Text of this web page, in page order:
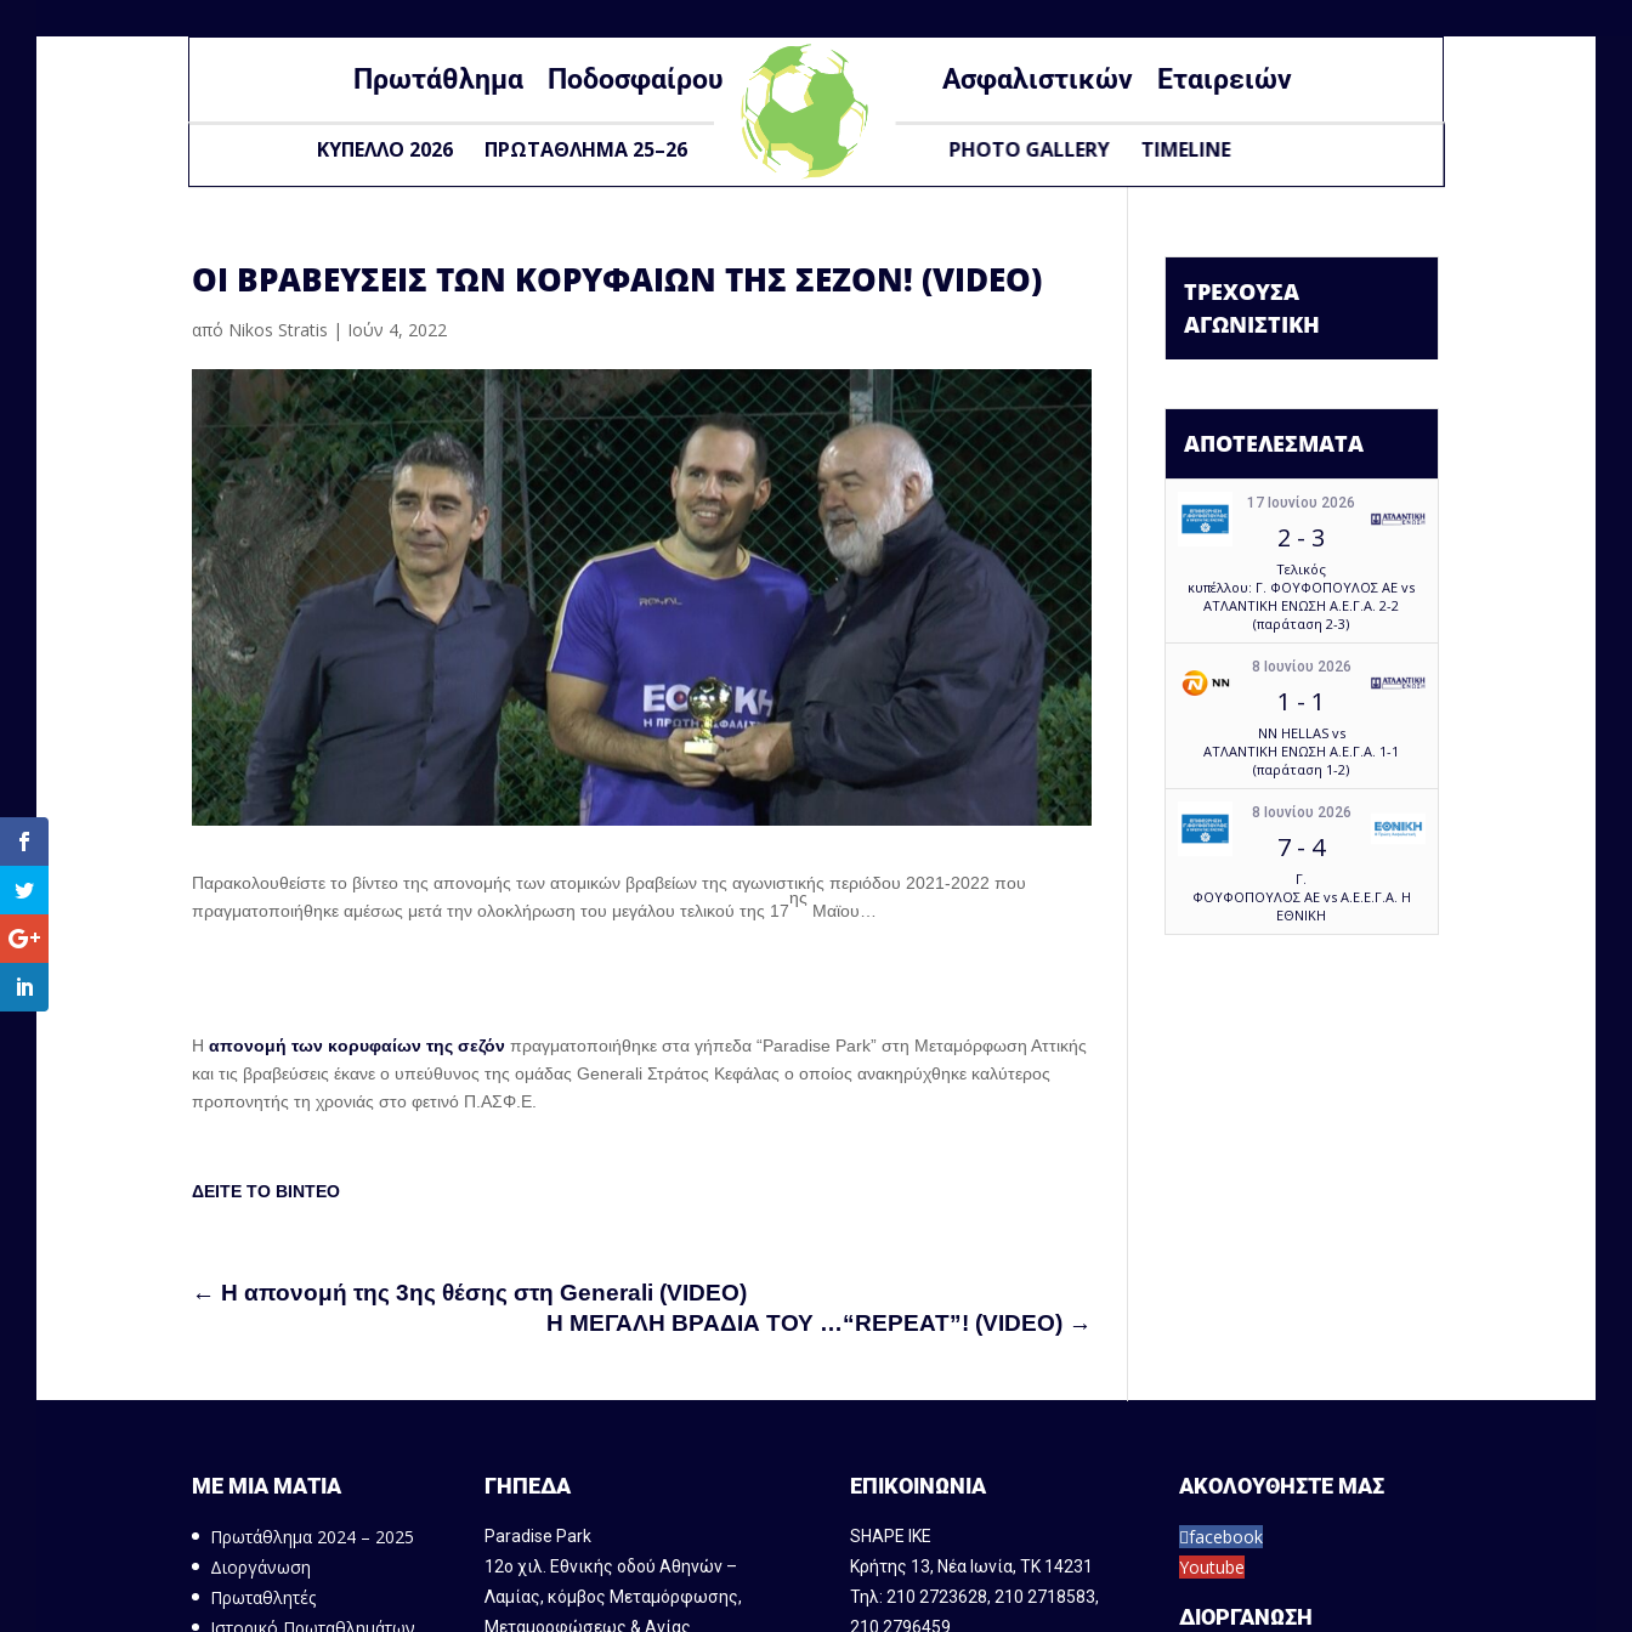
Πρωτάθλημα Ποδοσφαίρου Ασφαλιστικών Εταιρειών
ΚΥΠΕΛΛΟ 2026 ΠΡΩΤΑΘΛΗΜΑ 25–26 PHOTO GALLERY TIMELINE
ΟΙ ΒΡΑΒΕΎΣΕΙΣ ΤΩΝ ΚΟΡΥΦΑΊΩΝ ΤΗΣ ΣΕΖΌΝ! (VIDEO)
από Nikos Stratis | Ιούν 4, 2022
Παρακολουθείστε το βίντεο της απονομής των ατομικών βραβείων της αγωνιστικής περιόδου 2021-2022 που
πραγματοποιήθηκε αμέσως μετά την ολοκλήρωση του μεγάλου τελικού της 17
ης
Μαϊου…
Ηαπονομή των κορυφαίων της σεζόν πραγματοποιήθηκε στα γήπεδα “Paradise Park” στη Μεταμόρφωση Αττικής
και τις βραβεύσεις έκανε ο υπεύθυνος της ομάδας Generali Στράτος Κεφάλας ο οποίος ανακηρύχθηκε καλύτερος
προπονητής τη χρονιάς στο φετινό Π.ΑΣΦ.Ε.
ΔΕΙΤΕ ΤΟ ΒΙΝΤΕΟ
← Η απονομή της 3ης θέσης στη Generali (VIDEO)
Η ΜΕΓΑΛΗ ΒΡΑΔΙΑ ΤΟΥ …“REPEAT”! (VIDEO) →
ΤΡΕΧΟΥΣΑ
ΑΓΩΝΙΣΤΙΚΗ
ΑΠΟΤΕΛΕΣΜΑΤΑ
17 Ιουνίου 2026
2 - 3
Τελικός
κυπέλλου: Γ. ΦΟΥΦΟΠΟΥΛΟΣ ΑΕ vs
ΑΤΛΑΝΤΙΚΗ ΕΝΩΣΗ Α.Ε.Γ.Α. 2-2
(παράταση 2-3)
8 Ιουνίου 2026
1 - 1
NN HELLAS vs
ΑΤΛΑΝΤΙΚΗ ΕΝΩΣΗ Α.Ε.Γ.Α. 1-1
(παράταση 1-2)
8 Ιουνίου 2026
7 - 4
Γ.
ΦΟΥΦΟΠΟΥΛΟΣ ΑΕ vs Α.Ε.Ε.Γ.Α. Η
ΕΘΝΙΚΗ
ΜΕ ΜΙΑ ΜΑΤΙΑ
Πρωτάθλημα 2024 – 2025
Διοργάνωση
Πρωταθλητές
ΓΗΠΕΔΑ
Paradise Park
12ο χιλ. Εθνικής οδού Αθηνών –
Λαμίας, κόμβος Mεταμόρφωσης,
Μεταμορφώσεως & Αγίας
ΕΠΙΚΟΙΝΩΝΙΑ
SHAPE IKE
Κρήτης 13, Νέα Ιωνία, ΤΚ 14231
Τηλ:210 2723628,210 2718583,
210 2796459
ΑΚΟΛΟΥΘΗΣΤΕ ΜΑΣ
facebook
Youtube
ΔΙΟΡΓΑΝΩΣΗ